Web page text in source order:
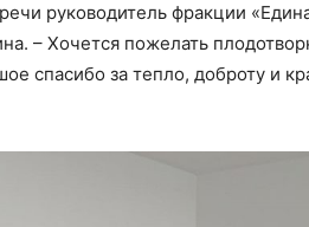
руководитель фракции
– Хочется пожелать
спасибо за тепло, доброту и